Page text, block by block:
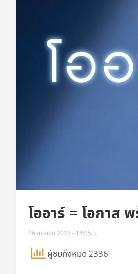
โออาร์ = โอกาส
26 เมษายน 2022 - 14:05 น.
ผู้ชมทั้งหมด 2336